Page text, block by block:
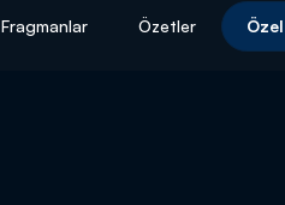
Fragmanlar Özetler